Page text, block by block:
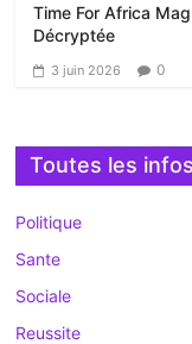
Time For Africa
Décryptée
3 juin 2026 0
Toutes les infos
Politique
Sante
Sociale
Reussite